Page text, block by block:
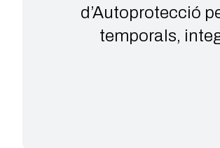
d’Autoprotecció
temporals,